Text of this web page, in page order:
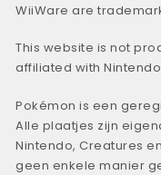
WiiWare are
This website is not
affiliated with
Pokémon is een
Alle plaatjes zijn
Nintendo, Creatures
geen enkele manier